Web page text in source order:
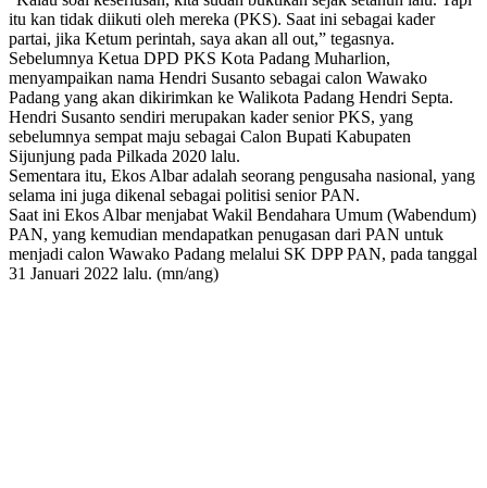
itu kan tidak diikuti oleh mereka (PKS). Saat ini sebagai kader
partai, jika Ketum perintah, saya akan all out,” tegasnya.
Sebelumnya Ketua DPD PKS Kota Padang Muharlion,
menyampaikan nama Hendri Susanto sebagai calon Wawako
Padang yang akan dikirimkan ke Walikota Padang Hendri Septa.
Hendri Susanto sendiri merupakan kader senior PKS, yang
sebelumnya sempat maju sebagai Calon Bupati Kabupaten
Sijunjung pada Pilkada 2020 lalu.
Sementara itu, Ekos Albar adalah seorang pengusaha nasional, yang
selama ini juga dikenal sebagai politisi senior PAN.
Saat ini Ekos Albar menjabat Wakil Bendahara Umum (Wabendum)
PAN, yang kemudian mendapatkan penugasan dari PAN untuk
menjadi calon Wawako Padang melalui SK DPP PAN, pada tanggal
31 Januari 2022 lalu. (mn/ang)